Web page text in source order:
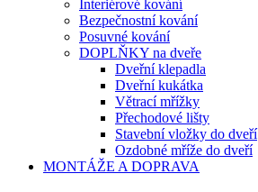
Interiérové kování
Bezpečnostní kování
Posuvné kování
DOPLŇKY na dveře
Dveřní klepadla
Dveřní kukátka
Větrací mřížky
Přechodové lišty
Stavební vložky do dveří
Ozdobné mříže do dveří
MONTÁŽE A DOPRAVA